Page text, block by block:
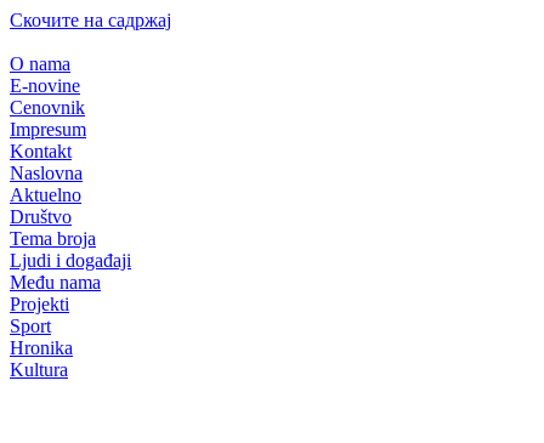
Скочите на садржај
O nama
E-novine
Cenovnik
Impresum
Kontakt
Naslovna
Aktuelno
Društvo
Tema broja
Ljudi i događaji
Među nama
Projekti
Sport
Hronika
Kultura